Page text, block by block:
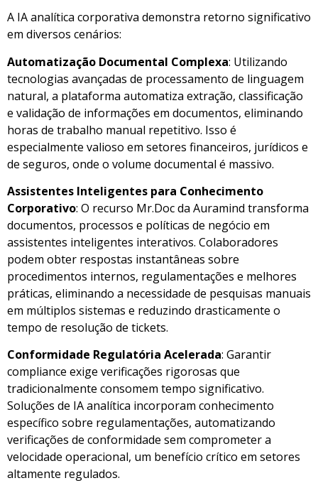
A IA analítica corporativa demonstra retorno significativo
em diversos cenários:
Automatização Documental Complexa: Utilizando
tecnologias avançadas de processamento de linguagem
natural, a plataforma automatiza extração, classificação
e validação de informações em documentos, eliminando
horas de trabalho manual repetitivo. Isso é
especialmente valioso em setores financeiros, jurídicos e
de seguros, onde o volume documental é massivo.
Assistentes Inteligentes para Conhecimento
Corporativo: O recurso Mr.Doc da Auramind transforma
documentos, processos e políticas de negócio em
assistentes inteligentes interativos. Colaboradores
podem obter respostas instantâneas sobre
procedimentos internos, regulamentações e melhores
práticas, eliminando a necessidade de pesquisas manuais
em múltiplos sistemas e reduzindo drasticamente o
tempo de resolução de tickets.
Conformidade Regulatória Acelerada: Garantir
compliance exige verificações rigorosas que
tradicionalmente consomem tempo significativo.
Soluções de IA analítica incorporam conhecimento
específico sobre regulamentações, automatizando
verificações de conformidade sem comprometer a
velocidade operacional, um benefício crítico em setores
altamente regulados.